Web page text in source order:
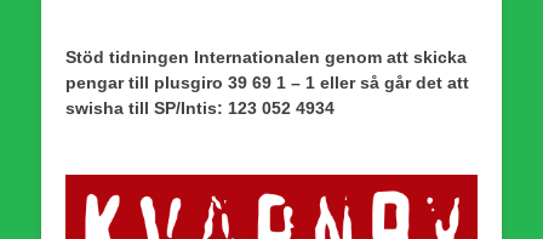
Stöd tidningen Internationalen genom att skicka
pengar till plusgiro 39 69 1 – 1 eller så går det att
swisha till SP/Intis: 123 052 4934